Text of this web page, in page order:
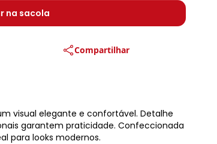
na sacola
Compartilhar
visual elegante e confortável. Detalhe
garantem praticidade. Confeccionada
para looks modernos.